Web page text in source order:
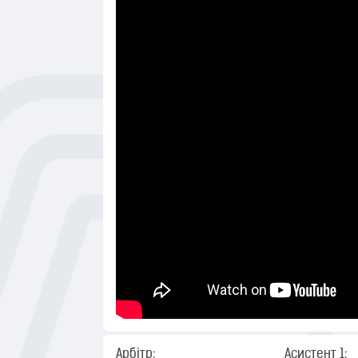
Арбітр:
Асистент 1: